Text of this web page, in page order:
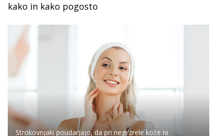
kako in kako pogosto
Strokovnjaki poudarjajo, da pri negi zrele kože ni